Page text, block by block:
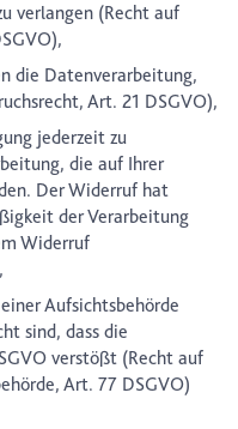
verlangen (Recht auf
die Datenverarbeitung,
Art. 21 DSGVO),
jederzeit zu
die auf Ihrer
Der Widerruf hat
der Verarbeitung
Widerruf
Aufsichtsbehörde
sind, dass die
verstößt (Recht auf
Art. 77 DSGVO)